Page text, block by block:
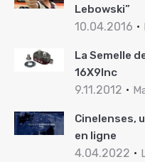
Lebowski”
10.04.2016
La Semelle
16X9Inc
9.11.2012
Cinelenses,
en ligne
4.04.2022